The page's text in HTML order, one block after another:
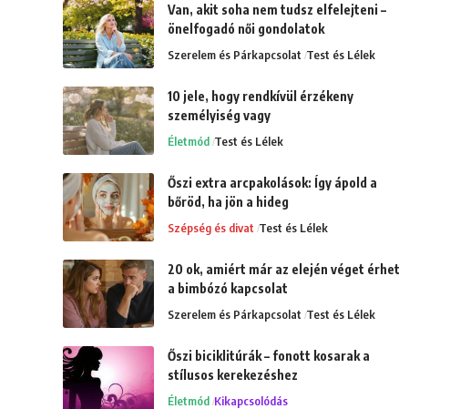
Van, akit soha nem tudsz elfelejteni –
önelfogadó női gondolatok
Szerelem és Párkapcsolat Test és Lélek
10 jele, hogy rendkívül érzékeny
személyiség vagy
Életmód Test és Lélek
Őszi extra arcpakolások: Így ápold a
bőröd, ha jön a hideg
Szépség és divat Test és Lélek
20 ok, amiért már az elején véget érhet
a bimbózó kapcsolat
Szerelem és Párkapcsolat Test és Lélek
Őszi biciklitúrák – fonott kosarak a
stílusos kerekezéshez
Életmód Kikapcsolódás